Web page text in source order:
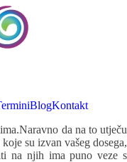
BlogKontakt
Naravno da na to utječu
su izvan vašeg dosega,
na njih ima puno veze s